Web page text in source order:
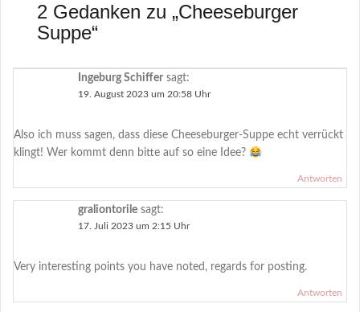
2 Gedanken zu „Cheeseburger
Suppe“
Ingeburg Schiffer sagt:
19. August 2023 um 20:58 Uhr
Also ich muss sagen, dass diese Cheeseburger-Suppe echt verrückt
klingt! Wer kommt denn bitte auf so eine Idee?
Antworten
graliontorile sagt:
17. Juli 2023 um 2:15 Uhr
Very interesting points you have noted, regards for posting.
Antworten